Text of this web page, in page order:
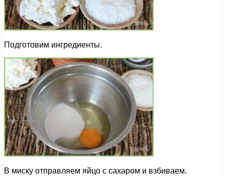
Подготовим ингредиенты.
В миску отправляем яйцо с сахаром и взбиваем.